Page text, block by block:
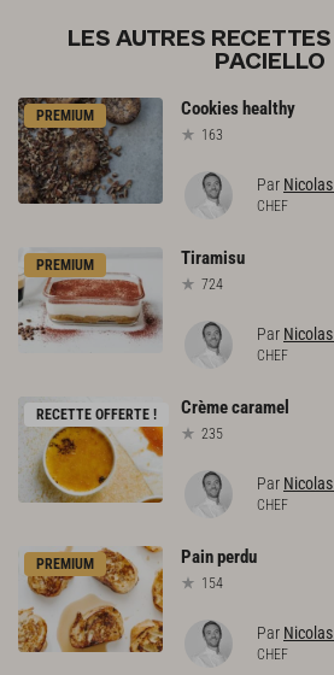
LES AUTRES
PACIELLO
PREMIUM Cookies healthy
163
Par
CHEF
PREMIUM Tiramisu
724
Par
CHEF
RECETTE OFFERTE ! Crèmecaramel
235
Par
CHEF
PREMIUM Painperdu
154
Par
CHEF